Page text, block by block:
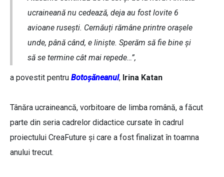
ucraineană nu cedează, deja au fost lovite 6
avioane rusești. Cernăuți rămâne printre orașele
unde, până când, e liniște. Sperăm să fie bine și
să se termine cât mai repede…”,
a povestit pentru Botoșăneanul, Irina Katan
Tânăra ucraineancă, vorbitoare de limba română, a făcut
parte din seria cadrelor didactice cursate în cadrul
proiectului CreaFuture și care a fost finalizat în toamna
anului trecut.